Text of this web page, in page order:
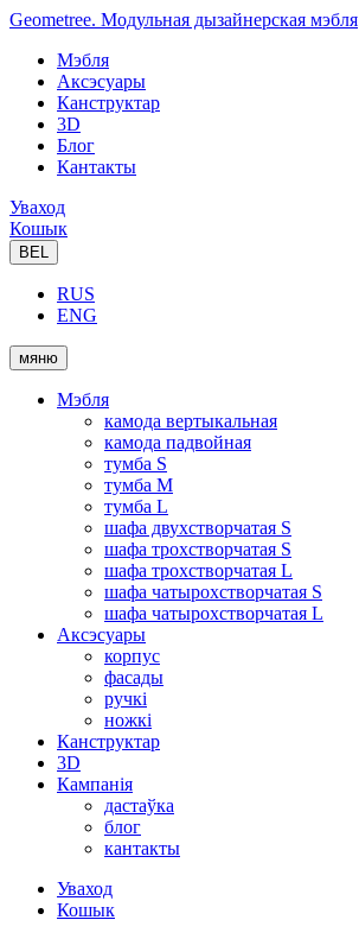
Geometree. Модульная дызайнерская мэбля
Мэбля
Аксэсуары
Канструктар
3D
Блог
Кантакты
Уваход
Кошык
BEL
RUS
ENG
мяню
Мэбля
камода вертыкальная
камода падвойная
тумба S
тумба M
тумба L
шафа двухстворчатая S
шафа трохстворчатая S
шафа трохстворчатая L
шафа чатырохстворчатая S
шафа чатырохстворчатая L
Аксэсуары
корпус
фасады
ручкі
ножкі
Канструктар
3D
Кампанія
дастаўка
блог
кантакты
Уваход
Кошык